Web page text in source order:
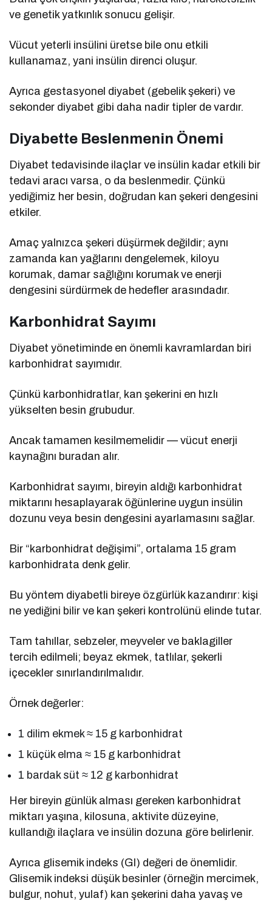
ve genetik yatkınlık sonucu gelişir.
Vücut yeterli insülini üretse bile onu etkili
kullanamaz, yani insülin direnci oluşur.
Ayrıca gestasyonel diyabet (gebelik şekeri) ve
sekonder diyabet gibi daha nadir tipler de vardır.
Diyabette Beslenmenin Önemi
Diyabet tedavisinde ilaçlar ve insülin kadar etkili bir
tedavi aracı varsa, o da beslenmedir. Çünkü
yediğimiz her besin, doğrudan kan şekeri dengesini
etkiler.
Amaç yalnızca şekeri düşürmek değildir; aynı
zamanda kan yağlarını dengelemek, kiloyu
korumak, damar sağlığını korumak ve enerji
dengesini sürdürmek de hedefler arasındadır.
Karbonhidrat Sayımı
Diyabet yönetiminde en önemli kavramlardan biri
karbonhidrat sayımıdır.
Çünkü karbonhidratlar, kan şekerini en hızlı
yükselten besin grubudur.
Ancak tamamen kesilmemelidir — vücut enerji
kaynağını buradan alır.
Karbonhidrat sayımı, bireyin aldığı karbonhidrat
miktarını hesaplayarak öğünlerine uygun insülin
dozunu veya besin dengesini ayarlamasını sağlar.
Bir “karbonhidrat değişimi”, ortalama 15 gram
karbonhidrata denk gelir.
Bu yöntem diyabetli bireye özgürlük kazandırır: kişi
ne yediğini bilir ve kan şekeri kontrolünü elinde tutar.
Tam tahıllar, sebzeler, meyveler ve baklagiller
tercih edilmeli; beyaz ekmek, tatlılar, şekerli
içecekler sınırlandırılmalıdır.
Örnek değerler:
1 dilim ekmek ≈ 15 g karbonhidrat
1 küçük elma ≈ 15 g karbonhidrat
1 bardak süt ≈ 12 g karbonhidrat
Her bireyin günlük alması gereken karbonhidrat
miktarı yaşına, kilosuna, aktivite düzeyine,
kullandığı ilaçlara ve insülin dozuna göre belirlenir.
Ayrıca glisemik indeks (GI) değeri de önemlidir.
Glisemik indeksi düşük besinler (örneğin mercimek,
bulgur, nohut, yulaf) kan şekerini daha yavaş ve